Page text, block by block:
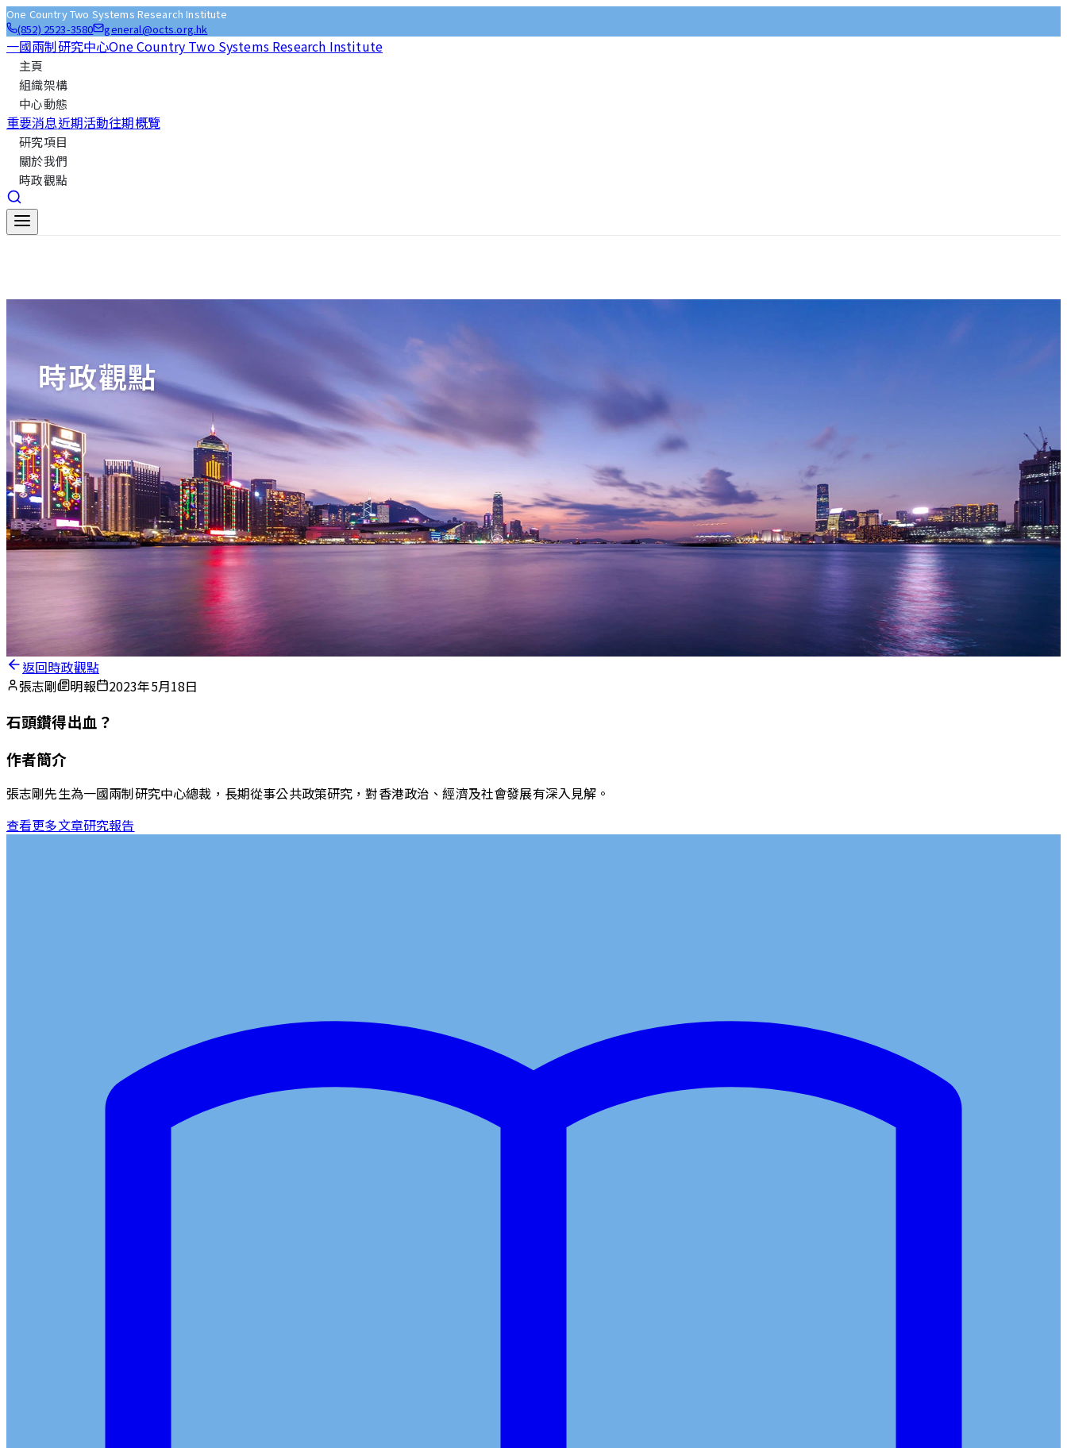
One Country Two Systems Research Institute
(852) 2523-3580
general@octs.org.hk
一國兩制研究中心One Country Two Systems Research Institute
主頁
組織架構
中心動態
重要消息近期活動往期概覽
研究項目
關於我們
時政觀點
時政觀點
返回時政觀點
張志剛
明報 2023年5月18日
石頭鑽得出血？
作者簡介
張志剛先生為一國兩制研究中心總裁，長期從事公共政策研究，對香港政治、經濟及社會發展有深入見解。
查看更多文章研究報告